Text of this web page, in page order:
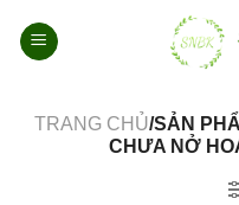
qua
TRANG CHỦ/SẢN
CHƯA NỞ